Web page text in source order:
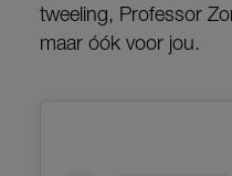
tweeling, Professor
maar óók voor jou.